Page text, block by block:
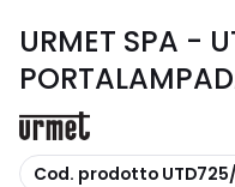
URMET SPA -
copia
Cod. prodotto